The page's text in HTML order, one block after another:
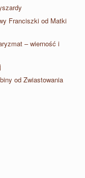
Franciszki od Matki
– wierność i
od Zwiastowania